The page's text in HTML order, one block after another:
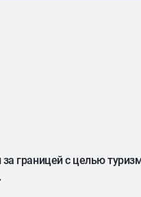
границей с целью